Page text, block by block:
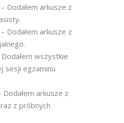
Dodałem arkusze z
Dodałem arkusze z
wszystkie
sesji egzaminu
arkusze z
z próbnych